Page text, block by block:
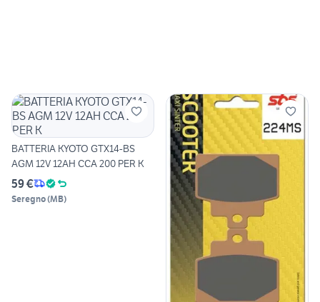
BATTERIA KYOTO GTX14-BS
AGM 12V 12AH CCA 200 PER K
59 €
Seregno(MB)